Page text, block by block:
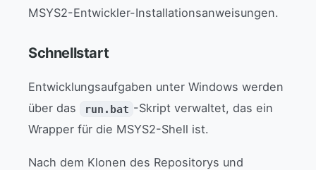
MSYS2-Entwickler-Installationsanweisungen.
Schnellstart
Entwicklungsaufgaben unter Windows werden
über das
run.bat -Skript verwaltet, das ein
Wrapper für die MSYS2-Shell ist.
Nach dem Klonen des Repositorys und